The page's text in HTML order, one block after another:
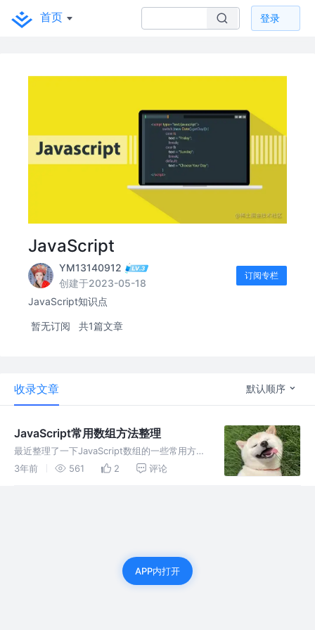
首页 登录
JavaScript
YM13140912
创建于2023-05-18
订阅专栏
JavaScript知识点
暂无订阅 共1篇文章
收录文章 默认顺序
JavaScript常用数组方法整理
最近整理了一下JavaScript数组的一些常用方
法，说明了用法，并且举证了例子，为了方便以
3年前 561 2 评论
APP内打开